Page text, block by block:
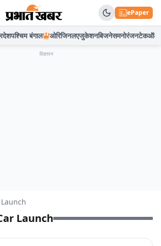
ePaper
पश्चिम बंगाल ओरिजिनलएजुकेशनबिजनेसमनोरंजनटेकऑटो
विज्ञापन
Launch